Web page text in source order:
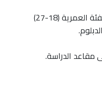
أن يكون المتقدم ضمن الفئة العمرية (18-27)
مقاعد الدراسة.